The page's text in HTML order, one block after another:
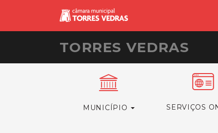
TORRES VEDRAS
MUNICÍPIO SERVIÇOS